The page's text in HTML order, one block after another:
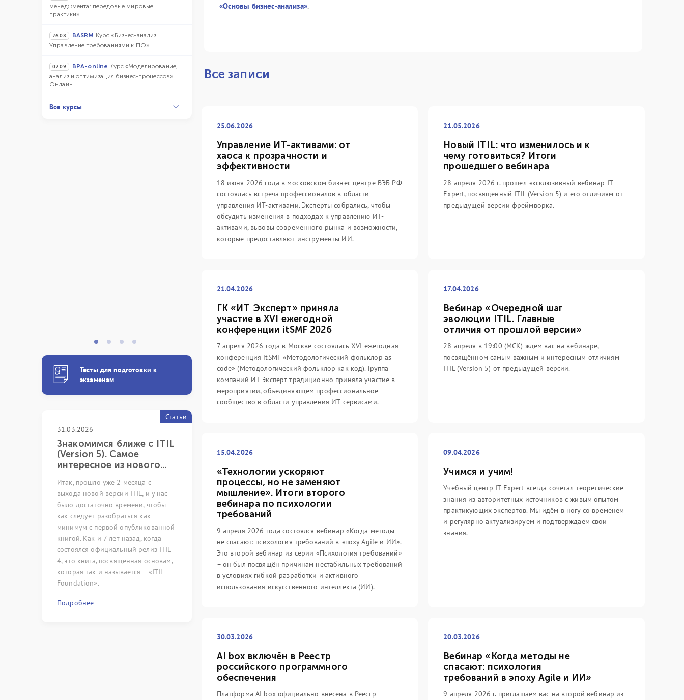
менеджмента: передовые мировые
практики»
26.08 BASRM Курс «Бизнес-анализ.
Управление требованиями к ПО»
02.09 BPA-online Курс «Моделирование,
анализ и оптимизация бизнес-процессов»
Онлайн
Все курсы
Тесты для подготовки к
экзаменам
Статьи
31.03.2026
Знакомимся ближе с ITIL
(Version 5). Самое
интересное из нового...
Итак, прошло уже 2 месяца с
выхода новой версии ITIL, и у нас
было достаточно времени, чтобы
как следует разобраться как
минимум с первой опубликованной
книгой. Как и 7 лет назад, когда
состоялся официальный релиз ITIL
4, это книга, посвящённая основам,
которая так и называется – «ITIL
Foundation».
Подробнее
как искусство
возможного...
Много лет реализуя проекты в
сфере обеспечения непрерывности
ИТ-услуг и проводя обучение
профильных специалистов,
невозможно не обратить внимание
сложились среди айтишников (и не
только) по отношению к данной
Подробнее
Группа компаний IT Expert
выпустила отечественную систему
сертификации специалистов с
учебных курсов для России и стран
СНГ под названием «Цифровой
путь».
Подробнее
(Version 5). Самое
интересное из нового...
выхода новой версии ITIL, и у нас
было достаточно времени, чтобы
как следует разобраться как
минимум с первой опубликованной
книгой. Как и 7 лет назад, когда
сфере обеспечения
ИТ-услуг и проводя обучение
профильных специалистов,
невозможно не обратить
«Основы бизнес-анализа».
Все записи
25.06.2026
Управление ИТ-активами: от
хаоса к прозрачности и
эффективности
18 июня 2026 года в московском бизнес-центре ВЭБ РФ
состоялась встреча профессионалов в области
управления ИТ-активами. Эксперты собрались, чтобы
обсудить изменения в подходах к управлению ИТ-
активами, вызовы современного рынка и возможности,
которые предоставляют инструменты ИИ.
21.05.2026
Новый ITIL: что изменилось и к
чему готовиться? Итоги
прошедшего вебинара
28 апреля 2026 г. прошёл эксклюзивный вебинар IT
Expert, посвящённый ITIL (Version 5) и его отличиям от
предыдущей версии фреймворка.
21.04.2026
ГК «ИТ Эксперт» приняла
участие в XVI ежегодной
конференции itSMF 2026
7 апреля 2026 года в Москве состоялась XVI ежегодная
конференция itSMF «Методологический фольклор as
code» (Методологический фольклор как код). Группа
компаний ИТ Эксперт традиционно приняла участие в
мероприятии, объединяющем профессиональное
сообщество в области управления ИТ-сервисами.
17.04.2026
Вебинар «Очередной шаг
эволюции ITIL. Главные
отличия от прошлой версии»
28 апреля в 19:00 (МСК) ждём вас на вебинаре,
посвящённом самым важным и интересным отличиям
ITIL (Version 5) от предыдущей версии.
15.04.2026
«Технологии ускоряют
процессы, но не заменяют
мышление». Итоги второго
вебинара по психологии
требований
9 апреля 2026 года состоялся вебинар «Когда методы
не спасают: психология требований в эпоху Agile и ИИ».
Это второй вебинар из серии «Психология требований»
– он был посвящён причинам нестабильных требований
в условиях гибкой разработки и активного
использования искусственного интеллекта (ИИ).
09.04.2026
Учимся и учим!
Учебный центр IT Expert всегда сочетал теоретические
знания из авторитетных источников с живым опытом
практикующих экспертов. Мы идём в ногу со временем
и регулярно актуализируем и подтверждаем свои
знания.
30.03.2026
AI box включён в Реестр
российского программного
обеспечения
Платформа AI box официально внесена в Реестр
20.03.2026
Вебинар «Когда методы не
спасают: психология
требований в эпоху Agile и ИИ»
9 апреля 2026 г. приглашаем вас на второй вебинар из